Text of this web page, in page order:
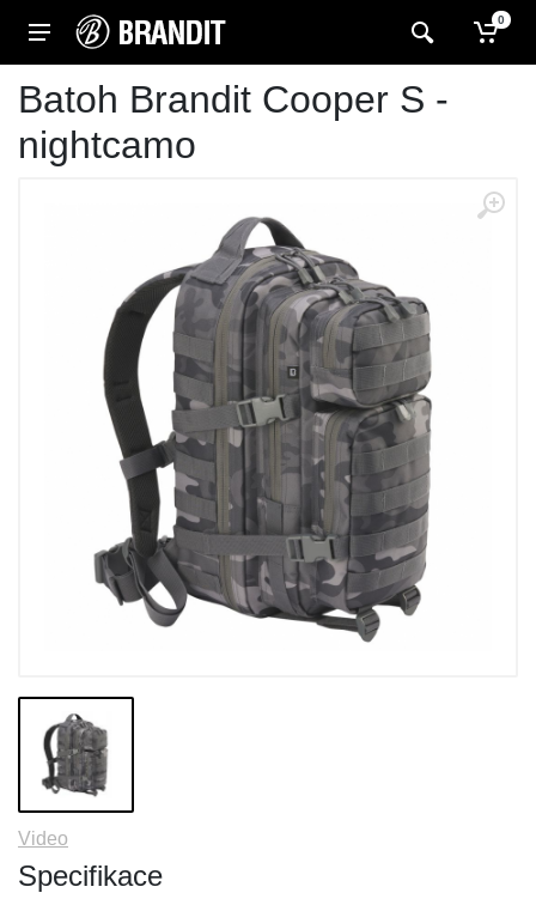
0
Batoh Brandit Cooper S -
nightcamo
Video
Specifikace